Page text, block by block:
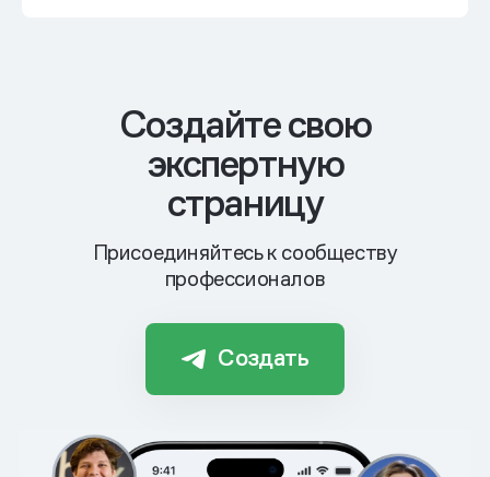
Cоздайте свою
экспертную
страницу
Присоединяйтесь к сообществу
профессионалов
Создать